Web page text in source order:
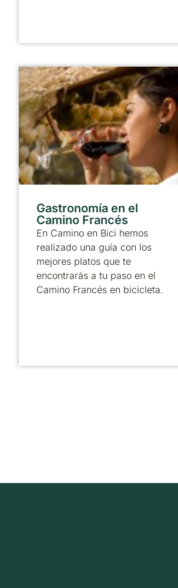
Gastronomía en el
Camino Francés
En Camino en Bici hemos
realizado una guía con los
mejores platos que te
encontrarás a tu paso en el
Camino Francés en bicicleta.